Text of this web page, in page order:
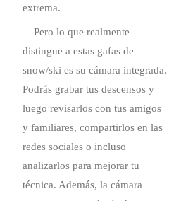
extrema.
Pero lo que realmente
distingue a estas gafas de
snow/ski es su cámara integrada.
Podrás grabar tus descensos y
luego revisarlos con tus amigos
y familiares, compartirlos en las
redes sociales o incluso
analizarlos para mejorar tu
técnica. Además, la cámara